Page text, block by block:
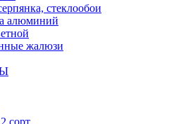
стеклообои
алюминий
жалюзи
сорт